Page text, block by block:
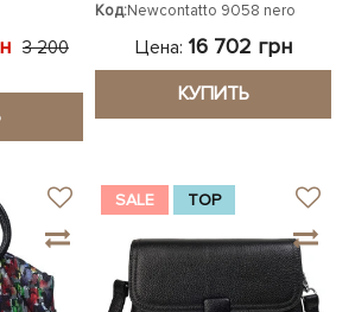
3 200
Код:Newcontatto 9058 nero
Цена: 16 702 грн
КУПИТЬ
SALE TOP